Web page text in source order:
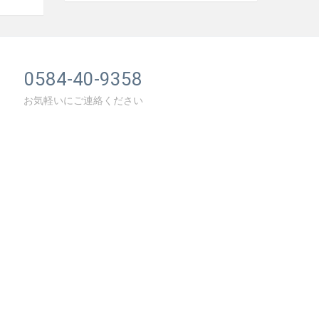
0584-40-9358
お気軽いにご連絡ください